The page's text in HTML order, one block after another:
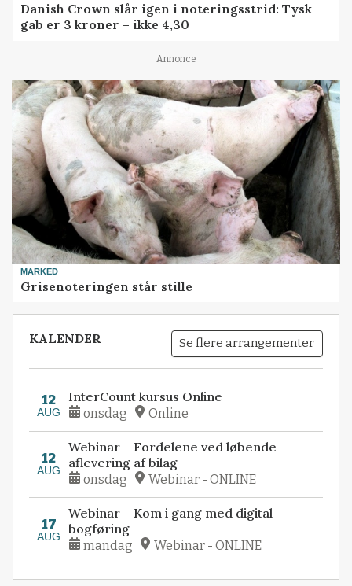
Danish Crown slår igen i noteringsstrid: Tysk
gab er 3 kroner – ikke 4,30
Annonce
MARKED
Grisenoteringen står stille
KALENDER Se flere arrangementer
12
AUG
InterCount kursus Online
onsdag Online
12
AUG
Webinar – Fordelene ved løbende
aflevering af bilag
onsdag Webinar - ONLINE
17
AUG
Webinar – Kom i gang med digital
bogføring
mandag Webinar - ONLINE